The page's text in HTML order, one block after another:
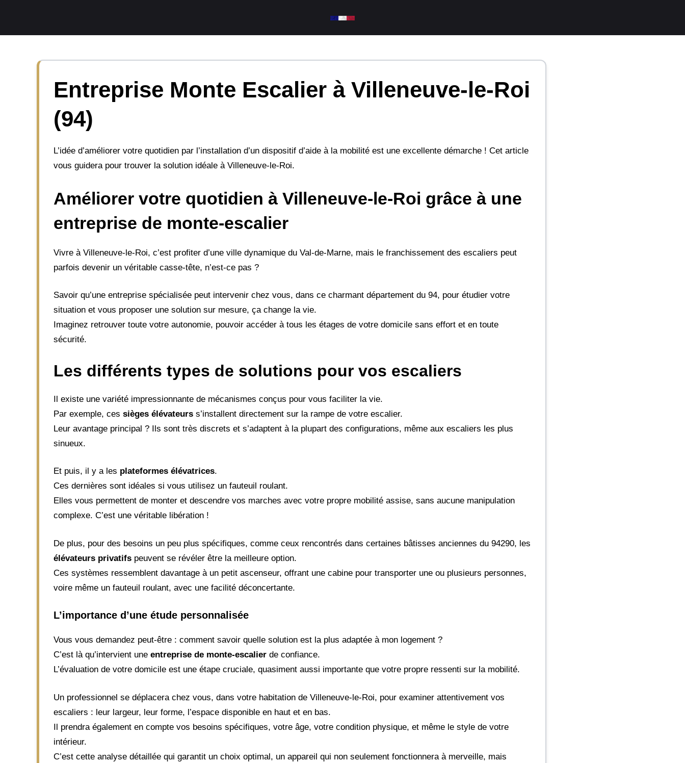
contenu
Entreprise Monte Escalier à Villeneuve-le-Roi
(94)
L’idée d’améliorer votre quotidien par l’installation d’un dispositif d’aide à la mobilité est une excellente démarche ! Cet article
vous guidera pour trouver la solution idéale à Villeneuve-le-Roi.
Améliorer votre quotidien à Villeneuve-le-Roi grâce à une
entreprise de monte-escalier
Vivre à Villeneuve-le-Roi, c’est profiter d’une ville dynamique du Val-de-Marne, mais le franchissement des escaliers peut
parfois devenir un véritable casse-tête, n’est-ce pas ?
Savoir qu’une entreprise spécialisée peut intervenir chez vous, dans ce charmant département du 94, pour étudier votre
situation et vous proposer une solution sur mesure, ça change la vie.
Imaginez retrouver toute votre autonomie, pouvoir accéder à tous les étages de votre domicile sans effort et en toute
sécurité.
Les différents types de solutions pour vos escaliers
Il existe une variété impressionnante de mécanismes conçus pour vous faciliter la vie.
Par exemple, ces sièges élévateurs s’installent directement sur la rampe de votre escalier.
Leur avantage principal ? Ils sont très discrets et s’adaptent à la plupart des configurations, même aux escaliers les plus
sinueux.
Et puis, il y a les plateformes élévatrices.
Ces dernières sont idéales si vous utilisez un fauteuil roulant.
Elles vous permettent de monter et descendre vos marches avec votre propre mobilité assise, sans aucune manipulation
complexe. C’est une véritable libération !
De plus, pour des besoins un peu plus spécifiques, comme ceux rencontrés dans certaines bâtisses anciennes du 94290, les
élévateurs privatifs peuvent se révéler être la meilleure option.
Ces systèmes ressemblent davantage à un petit ascenseur, offrant une cabine pour transporter une ou plusieurs personnes,
voire même un fauteuil roulant, avec une facilité déconcertante.
L’importance d’une étude personnalisée
Vous vous demandez peut-être : comment savoir quelle solution est la plus adaptée à mon logement ?
C’est là qu’intervient une entreprise de monte-escalier de confiance.
L’évaluation de votre domicile est une étape cruciale, quasiment aussi importante que votre propre ressenti sur la mobilité.
Un professionnel se déplacera chez vous, dans votre habitation de Villeneuve-le-Roi, pour examiner attentivement vos
escaliers : leur largeur, leur forme, l’espace disponible en haut et en bas.
Il prendra également en compte vos besoins spécifiques, votre âge, votre condition physique, et même le style de votre
intérieur.
C’est cette analyse détaillée qui garantit un choix optimal, un appareil qui non seulement fonctionnera à merveille, mais